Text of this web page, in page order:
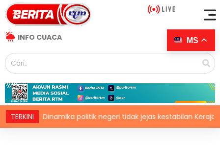
INFO CUACA
TERKINI
Dinamika politik negeri tidak jejas kestabilan Kerajaan
MS